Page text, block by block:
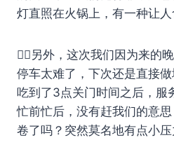
灯直照在火锅上，有一种让人
🙋‍♂️另外，这次我们因为来的
停车太难了，下次还是直接
吃到了3点关门时间之后，服
忙前忙后，没有赶我们的意
卷了吗？突然莫名地有点小压